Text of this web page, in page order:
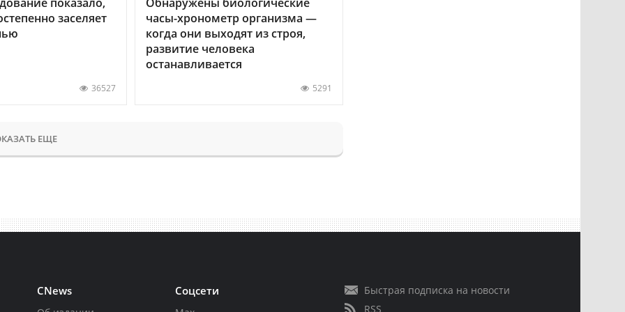
заселяет
36527
часы-хронометр организма —
когда они выходят из строя,
развитие человека
останавливается
5291
ЕЩЕ
CNews Соцсети
Быстрая подписка на новости
RSS